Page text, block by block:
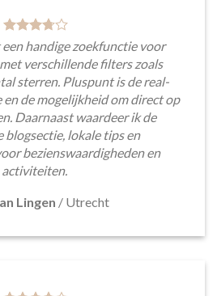
handige zoekfunctie voor
verschillende filters zoals
sterren. Pluspunt is de real-
de mogelijkheid om direct op
Daarnaast waardeer ik de
blogsectie, lokale tips en
bezienswaardigheden en
activiteiten.
Lingen / Utrecht